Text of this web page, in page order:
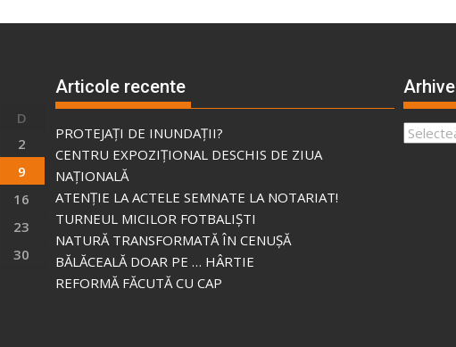
D
2
9
16
23
30
Articole recente
PROTEJAȚI DE INUNDAȚII?
CENTRU EXPOZIȚIONAL DESCHIS DE ZIUA
NAȚIONALĂ
ATENȚIE LA ACTELE SEMNATE LA NOTARIAT!
TURNEUL MICILOR FOTBALIȘTI
NATURĂ TRANSFORMATĂ ÎN CENUȘĂ
BĂLĂCEALĂ DOAR PE … HÂRTIE
REFORMĂ FĂCUTĂ CU CAP
Arhive
Arhive